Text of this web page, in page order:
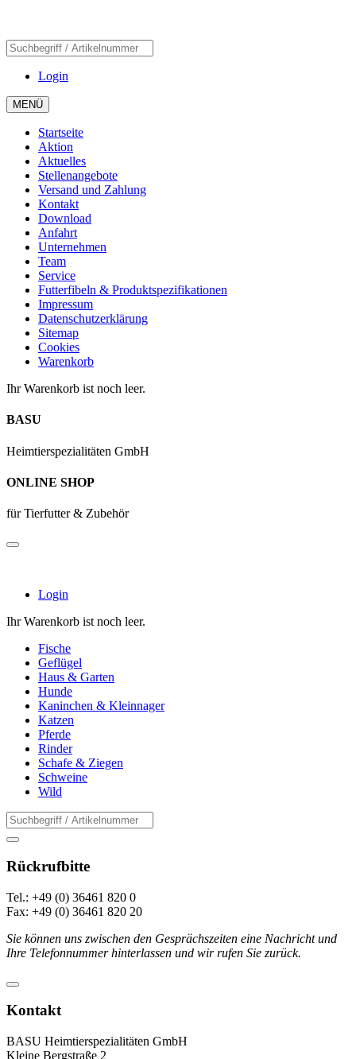
Login
MENÜ
Startseite
Aktion
Aktuelles
Stellenangebote
Versand und Zahlung
Kontakt
Download
Anfahrt
Unternehmen
Team
Service
Futterfibeln & Produktspezifikationen
Impressum
Datenschutzerklärung
Sitemap
Cookies
Warenkorb
Ihr Warenkorb ist noch leer.
BASU
Heimtierspezialitäten GmbH
ONLINE SHOP
für Tierfutter & Zubehör
Login
Ihr Warenkorb ist noch leer.
Fische
Geflügel
Haus & Garten
Hunde
Kaninchen & Kleinnager
Katzen
Pferde
Rinder
Schafe & Ziegen
Schweine
Wild
Rückrufbitte
Tel.: +49 (0) 36461 820 0
Fax: +49 (0) 36461 820 20
Sie können uns zwischen den Gesprächszeiten eine Nachricht und
Ihre Telefonnummer hinterlassen und wir rufen Sie zurück.
Kontakt
BASU Heimtierspezialitäten GmbH
Kleine Bergstraße 2